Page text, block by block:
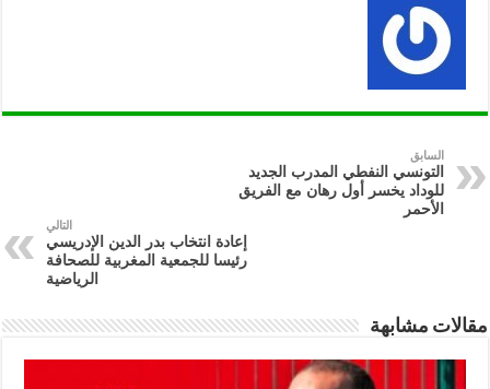
السابق
التونسي النفطي المدرب الجديد
للوداد يخسر أول رهان مع الفريق
الأحمر
التالي
إعادة انتخاب بدر الدين الإدريسي
رئيسا للجمعية المغربية للصحافة
الرياضية
مقالات مشابهة